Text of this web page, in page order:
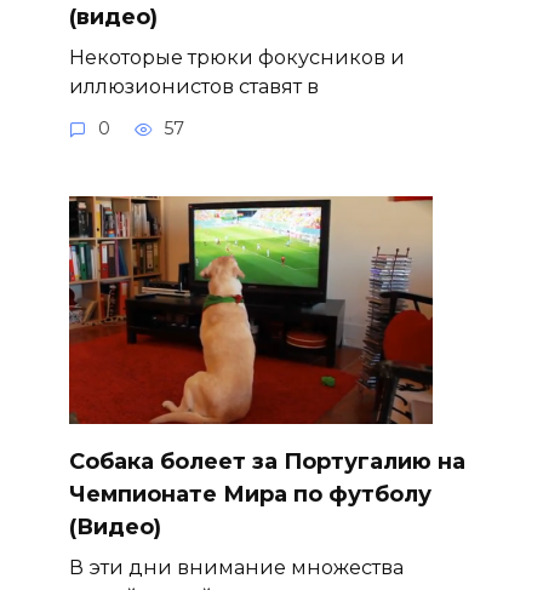
(видео)
Некоторые трюки фокусников и
иллюзионистов ставят в
0 57
Собака болеет за Португалию на
Чемпионате Мира по футболу
(Видео)
В эти дни внимание множества